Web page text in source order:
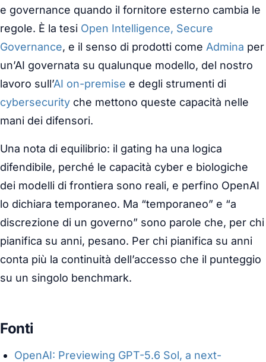
e governance quando il fornitore esterno cambia le
regole. È la tesi Open Intelligence, Secure
Governance, e il senso di prodotti come Admina per
un’AI governata su qualunque modello, del nostro
lavoro sull’AI on-premise e degli strumenti di
cybersecurity che mettono queste capacità nelle
mani dei difensori.
Una nota di equilibrio: il gating ha una logica
difendibile, perché le capacità cyber e biologiche
dei modelli di frontiera sono reali, e perfino OpenAI
lo dichiara temporaneo. Ma “temporaneo” e “a
discrezione di un governo” sono parole che, per chi
pianifica su anni, pesano. Per chi pianifica su anni
conta più la continuità dell’accesso che il punteggio
su un singolo benchmark.
Fonti
OpenAI: Previewing GPT-5.6 Sol, a next-